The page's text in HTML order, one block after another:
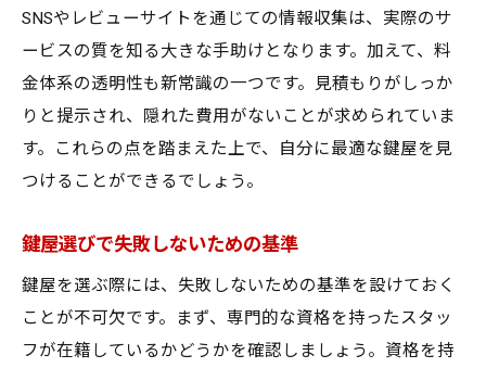
SNSやレビューサイトを通じての情報収集は、実際のサ
ービスの質を知る大きな手助けとなります。加えて、料
金体系の透明性も新常識の一つです。見積もりがしっか
りと提示され、隠れた費用がないことが求められていま
す。これらの点を踏まえた上で、自分に最適な鍵屋を見
つけることができるでしょう。
鍵屋選びで失敗しないための基準
鍵屋を選ぶ際には、失敗しないための基準を設けておく
ことが不可欠です。まず、専門的な資格を持ったスタッ
フが在籍しているかどうかを確認しましょう。資格を持